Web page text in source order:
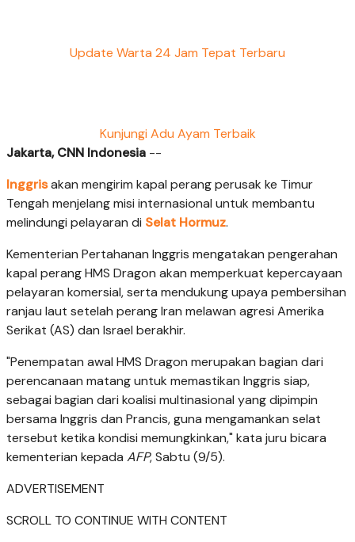
Update Warta 24 Jam Tepat Terbaru
Kunjungi Adu Ayam Terbaik
Jakarta, CNN Indonesia --
Inggrisakan mengirim kapal perang perusak ke Timur
Tengah menjelang misi internasional untuk membantu
melindungi pelayaran di Selat Hormuz.
Kementerian Pertahanan Inggris mengatakan pengerahan
kapal perang HMS Dragon akan memperkuat kepercayaan
pelayaran komersial, serta mendukung upaya pembersihan
ranjau laut setelah perang Iran melawan agresi Amerika
Serikat (AS) dan Israel berakhir.
"Penempatan awal HMS Dragon merupakan bagian dari
perencanaan matang untuk memastikan Inggris siap,
sebagai bagian dari koalisi multinasional yang dipimpin
bersama Inggris dan Prancis, guna mengamankan selat
tersebut ketika kondisi memungkinkan," kata juru bicara
kementerian kepada AFP, Sabtu (9/5).
ADVERTISEMENT
SCROLL TO CONTINUE WITH CONTENT